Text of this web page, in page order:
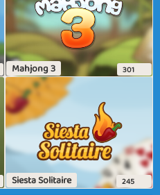
Mahjong 3 301
Siesta Solitaire 245